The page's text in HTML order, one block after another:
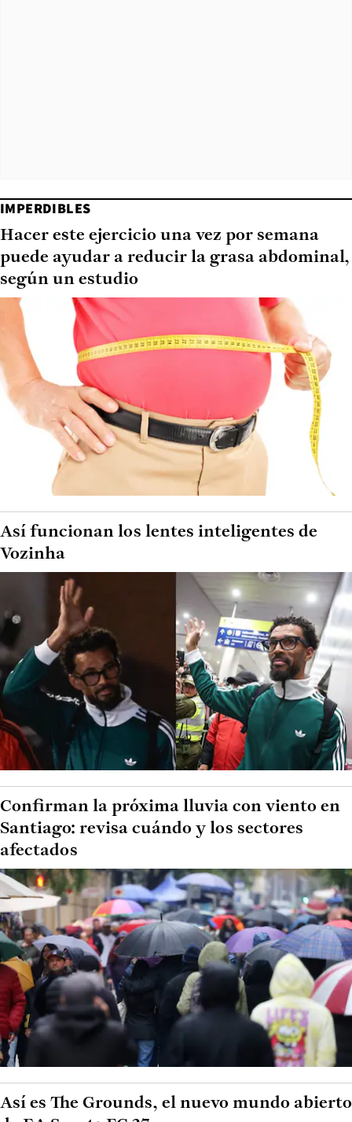
IMPERDIBLES
Hacer este ejercicio una vez por semana
puede ayudar a reducir la grasa abdominal,
según un estudio
Así funcionan los lentes inteligentes de
Vozinha
Confirman la próxima lluvia con viento en
Santiago: revisa cuándo y los sectores
afectados
Así es The Grounds, el nuevo mundo abierto